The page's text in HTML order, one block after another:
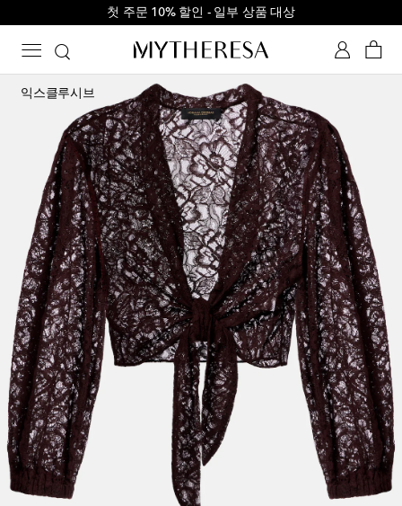
첫 주문 10% 할인 - 일부 상품 대상
익스클루시브